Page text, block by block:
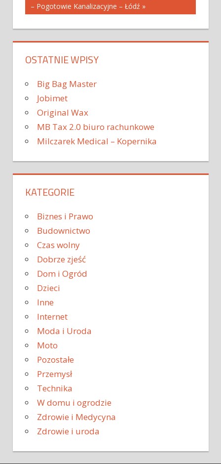
– Pogotowie Kanalizacyjne – Łódź »
OSTATNIE WPISY
Big Bag Master
Jobimet
Original Wax
MB Tax 2.0 biuro rachunkowe
Milczarek Medical – Kopernika
KATEGORIE
Biznes i Prawo
Budownictwo
Czas wolny
Dobrze zjeść
Dom i Ogród
Dzieci
Inne
Internet
Moda i Uroda
Moto
Pozostałe
Przemysł
Technika
W domu i ogrodzie
Zdrowie i Medycyna
Zdrowie i uroda